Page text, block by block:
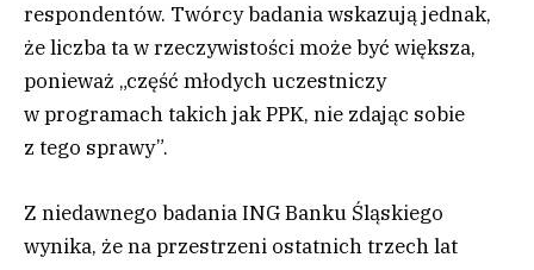
respondentów. Twórcy badania wskazują jednak,
że liczba ta w rzeczywistości może być większa,
ponieważ „część młodych uczestniczy
w programach takich jak PPK, nie zdając sobie
z tego sprawy”.
Z niedawnego badania ING Banku Śląskiego
wynika, że na przestrzeni ostatnich trzech lat